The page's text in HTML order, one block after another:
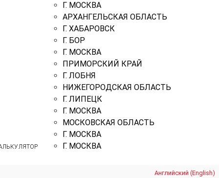
Г. МОСКВА
АРХАНГЕЛЬСКАЯ ОБЛАСТЬ
Г. ХАБАРОВСК
Г. БОР
Г. МОСКВА
ПРИМОРСКИЙ КРАЙ
Г. ЛОБНЯ
НИЖЕГОРОДСКАЯ ОБЛАСТЬ
Г. ЛИПЕЦК
Г. МОСКВА
МОСКОВСКАЯ ОБЛАСТЬ
Г. МОСКВА
Г. МОСКВА
Английский (English)